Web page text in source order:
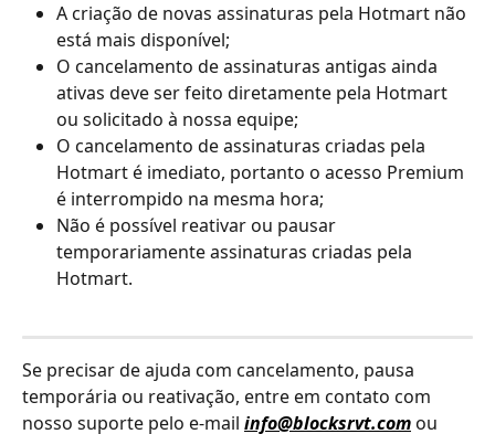
A criação de novas assinaturas pela Hotmart não
está mais disponível;
O cancelamento de assinaturas antigas ainda
ativas deve ser feito diretamente pela Hotmart
ou solicitado à nossa equipe;
O cancelamento de assinaturas criadas pela
Hotmart é imediato, portanto o acesso Premium
é interrompido na mesma hora;
Não é possível reativar ou pausar
temporariamente assinaturas criadas pela
Hotmart.
Se precisar de ajuda com cancelamento, pausa
temporária ou reativação, entre em contato com
nosso suporte pelo e-mail info@blocksrvt.com ou